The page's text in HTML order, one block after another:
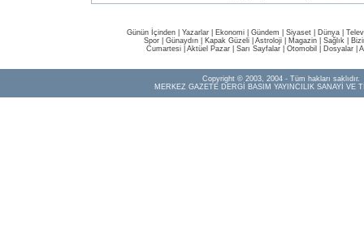
Günün İçinden Yazarlar Ekonomi Gündem Siyaset Dünya |
Spor
Günaydın Kapak Güzeli Astroloji Magazin Sağlık
Cumartesi| Aktüel Pazar| Sarı Sayfalar| Otomobil Dosyalar|
Copyright © 2003, 2004 - Tüm hakları saklıdır.
MERKEZ GAZETE DERGİ BASIM YAYINCILIK SANAYİ VE